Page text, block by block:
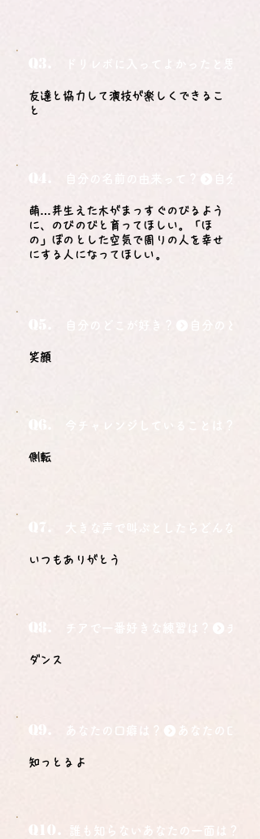
友達と協力して演技が楽しくできるこ
と
萌…芽生えた木がまっすぐのびるよう
に、のびのびと育ってほしい。「ほ
の」ぼのとした空気で周りの人を幸せ
にする人になってほしい。
自分のどこが好き？
笑顔
Q6. 今チャレンジしていることは？
側転
Q7. 大きな声で叫ぶとしたらどんな言葉
いつもありがとう
Q8. チアで一番好きな練習は？
ダンス
Q9. あなたの口癖は？
知っとるよ
Q10. 誰も知らないあなたの一面は？